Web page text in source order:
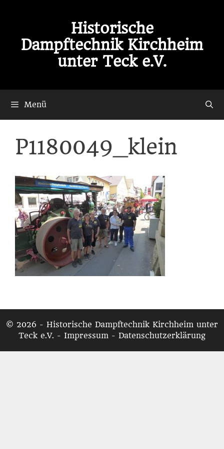
Historische
Dampftechnik Kirchheim
unter Teck e.V.
Menü
P1180049_klein
© 2026 - Historische Dampftechnik Kirchheim unter
Teck e.V. - Impressum - Datenschutzerklärung